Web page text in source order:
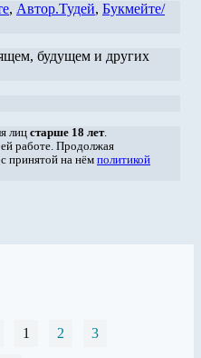
, Автор.Тудей, Букмейте/
будущем и других
лиц старше 18 лет.
работе. Продолжая
с принятой на нём политикой
1 2 3